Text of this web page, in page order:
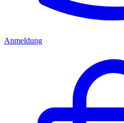
Anmeldung